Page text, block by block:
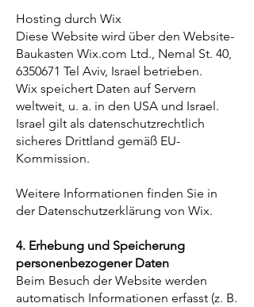
Hosting durch Wix
Diese Website wird über den Website-
Baukasten Wix.com Ltd., Nemal St. 40,
6350671 Tel Aviv, Israel betrieben.
Wix speichert Daten auf Servern
weltweit, u. a. in den USA und Israel.
Israel gilt als datenschutzrechtlich
sicheres Drittland gemäß EU-
Kommission.
Weitere Informationen finden Sie in
der Datenschutzerklärung von Wix.
4. Erhebung und Speicherung
personenbezogener Daten
Beim Besuch der Website werden
automatisch Informationen erfasst (z. B.